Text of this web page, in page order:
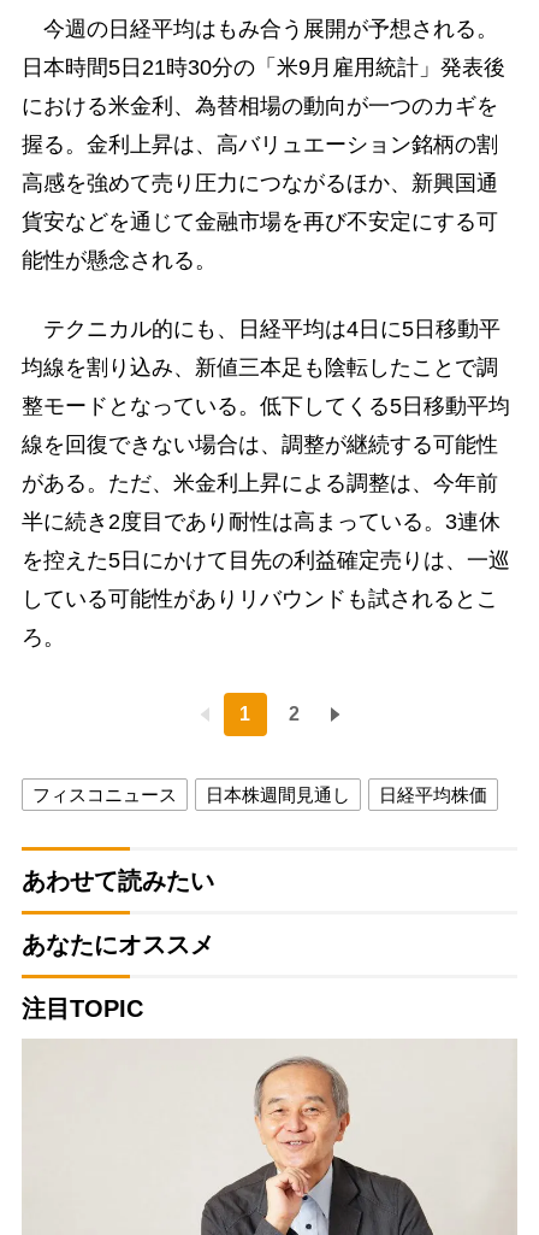
今週の日経平均はもみ合う展開が予想される。
日本時間5日21時30分の「米9月雇用統計」発表後
における米金利、為替相場の動向が一つのカギを
握る。金利上昇は、高バリュエーション銘柄の割
高感を強めて売り圧力につながるほか、新興国通
貨安などを通じて金融市場を再び不安定にする可
能性が懸念される。
テクニカル的にも、日経平均は4日に5日移動平
均線を割り込み、新値三本足も陰転したことで調
整モードとなっている。低下してくる5日移動平均
線を回復できない場合は、調整が継続する可能性
がある。ただ、米金利上昇による調整は、今年前
半に続き2度目であり耐性は高まっている。3連休
を控えた5日にかけて目先の利益確定売りは、一巡
している可能性がありリバウンドも試されるとこ
ろ。
1 2
フィスコニュース 日本株週間見通し 日経平均株価
あわせて読みたい
あなたにオススメ
注目TOPIC